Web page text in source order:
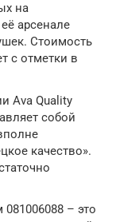
на
арсенале
Стоимость
с отметки в
Ava Quality
собой
качество».
081006088 – это